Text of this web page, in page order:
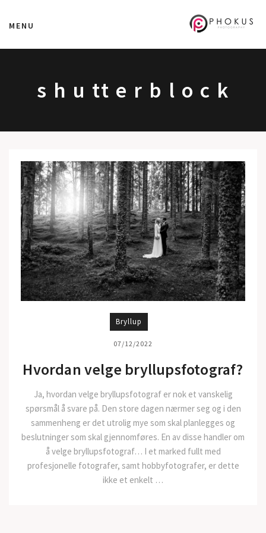
MENU
s h u tt e r b l o c k
Bryllup
07/12/2022
Hvordan velge bryllupsfotograf?
Ja, hvordan velge bryllupsfotograf er nok et vanskelig
spørsmål å svare på. Den store dagen nærmer seg og i den
sammenheng er det utrolig mye som skal planlegges og
beslutninger som skal gjennomføres. En av disse handler om
å velge bryllupsfotograf… I et marked fullt med
profesjonelle fotografer, samt hobbyfotografer, er dette
ikke et enkelt …